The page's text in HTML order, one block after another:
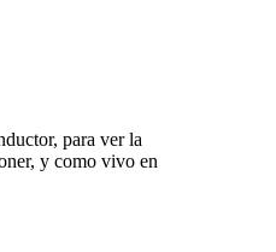
para ver la
y como vivo en